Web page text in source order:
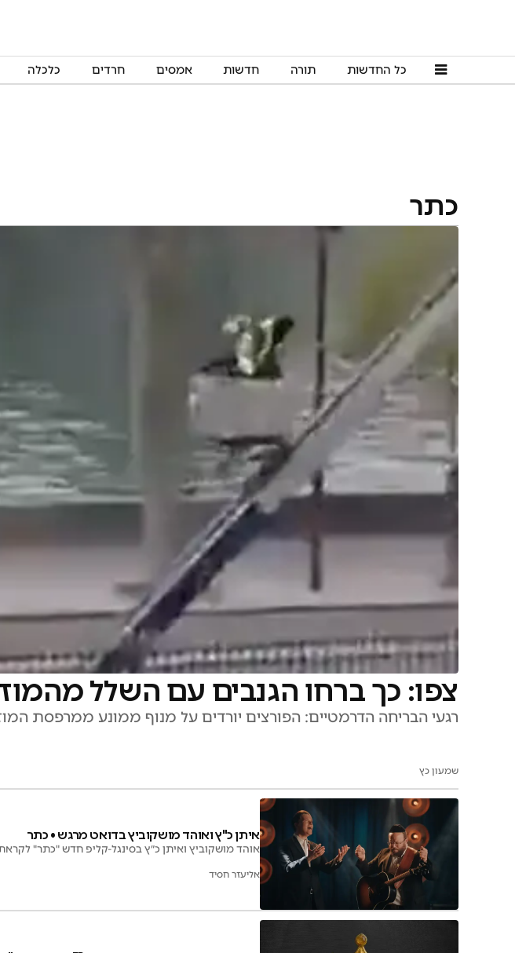
כל החדשות תורה חדשות אמסים חרדים כלכלה
כתר
צפו: כך ברחו הגנבים עם השלל
רגעי הבריחה הדרמטיים: הפורצים יורדים על מנוף ממונע ממרפסת
שמעון כץ
איתן כ"ץ ואוהד מושקוביץ בדואט מרגש • כתר
אוהד מושקוביץ ואיתן כ״ץ בסינגל-קליפ חדש "כתר"
אליעזר חסיד